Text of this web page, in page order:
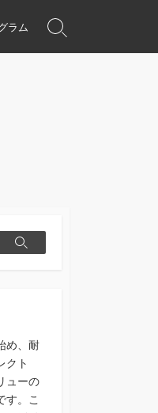
ラム
検
索
検
め、耐
クト
ューの
す。こ